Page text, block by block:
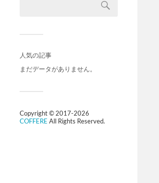
人気の記事
まだデータがありません。
Copyright © 2017-2026
COFFERE All Rights Reserved.